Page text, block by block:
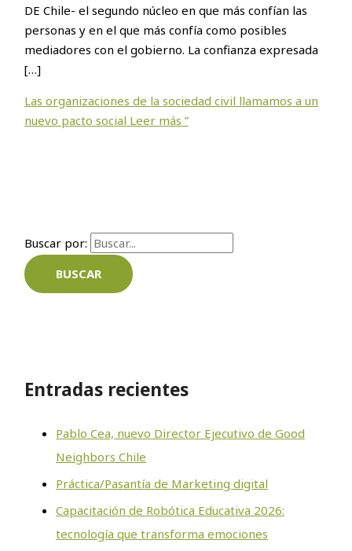
DE Chile- el segundo núcleo en que más confían las
personas y en el que más confía como posibles
mediadores con el gobierno. La confianza expresada
[…]
Las organizaciones de la sociedad civil llamamos a un
nuevo pacto social Leer más ”
Buscar por:
Entradas recientes
Pablo Cea, nuevo Director Ejecutivo de Good
Neighbors Chile
Práctica/Pasantía de Marketing digital
Capacitación de Robótica Educativa 2026:
tecnología que transforma emociones